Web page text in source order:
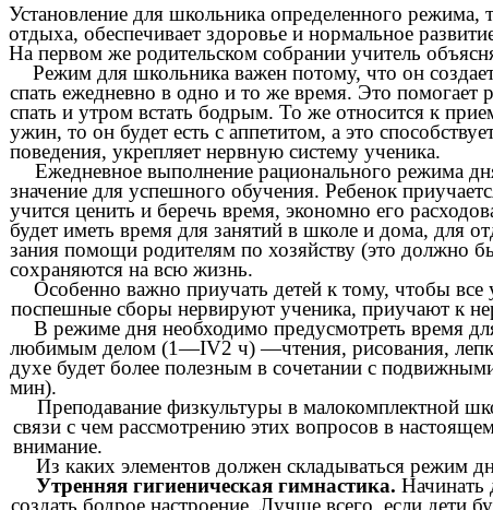
Установление для школьника определенного режима,
отдыха, обеспечивает здоровье и нормальное
На первом же родительском собрании учитель
Режим для школьника важен потому, что он
спать ежедневно в одно и то же время. Это помогает
спать и утром встать бодрым. То же относится к
ужин, то он будет есть с аппетитом, а это
поведения, укрепляет нервную систему ученика.
Ежедневное выполнение рационального режима
значение для успешного обучения. Ребенок
учится ценить и беречь время, экономно его
будет иметь время для занятий в школе и дома, для
зания помощи родителям по хозяйству (это должно
сохраняются на всю жизнь.
Особенно важно приучать детей к тому, чтобы все
поспешные сборы нервируют ученика, приучают к
В режиме дня необходимо предусмотреть время
любимым делом (1—IV2 ч) —чтения, рисования,
духе будет более полезным в сочетании с
мин).
Преподавание физкультуры в малокомплектной
связи с чем рассмотрению этих вопросов в
внимание.
Из каких элементов должен складываться режим
Утренняя гигиеническая гимнастика. Начинать
создать бодрое настроение. Лучше всего, если дети